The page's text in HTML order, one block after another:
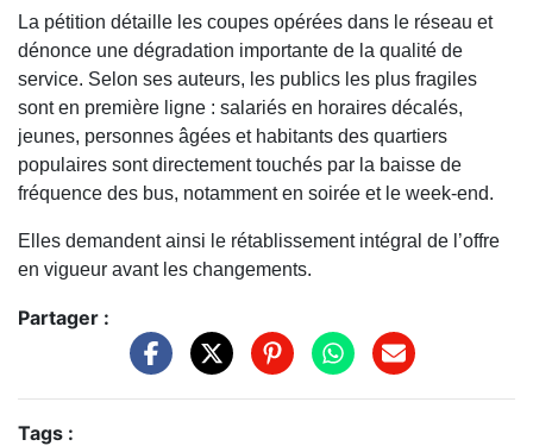
La pétition détaille les coupes opérées dans le réseau et
dénonce une dégradation importante de la qualité de
service. Selon ses auteurs, les publics les plus fragiles
sont en première ligne : salariés en horaires décalés,
jeunes, personnes âgées et habitants des quartiers
populaires sont directement touchés par la baisse de
fréquence des bus, notamment en soirée et le week-end.
Elles demandent ainsi le rétablissement intégral de l’offre
en vigueur avant les changements.
Partager :
Tags :